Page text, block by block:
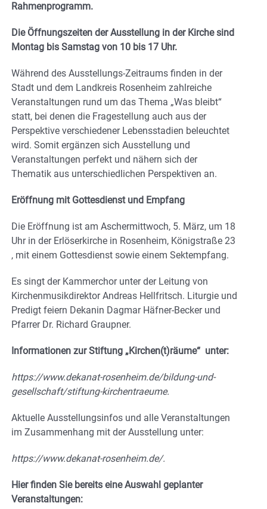
Rahmenprogramm.
Die Öffnungszeiten der Ausstellung in der Kirche sind
Montag bis Samstag von 10 bis 17 Uhr.
Während des Ausstellungs-Zeitraums finden in der
Stadt und dem Landkreis Rosenheim zahlreiche
Veranstaltungen rund um das Thema „Was bleibt“
statt, bei denen die Fragestellung auch aus der
Perspektive verschiedener Lebensstadien beleuchtet
wird. Somit ergänzen sich Ausstellung und
Veranstaltungen perfekt und nähern sich der
Thematik aus unterschiedlichen Perspektiven an.
Eröffnung mit Gottesdienst und Empfang
Die Eröffnung ist am Aschermittwoch, 5. März, um 18
Uhr in der Erlöserkirche in Rosenheim, Königstraße 23
, mit einem Gottesdienst sowie einem Sektempfang.
Es singt der Kammerchor unter der Leitung von
Kirchenmusikdirektor Andreas Hellfritsch. Liturgie und
Predigt feiern Dekanin Dagmar Häfner-Becker und
Pfarrer Dr. Richard Graupner.
Informationen zur Stiftung „Kirchen(t)räume“ unter:
https://www.dekanat-rosenheim.de/bildung-und-
gesellschaft/stiftung-kirchentraeume.
Aktuelle Ausstellungsinfos und alle Veranstaltungen
im Zusammenhang mit der Ausstellung unter:
https://www.dekanat-rosenheim.de/.
Hier finden Sie bereits eine Auswahl geplanter
Veranstaltungen: